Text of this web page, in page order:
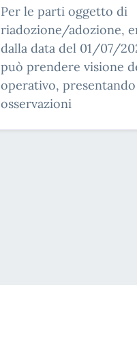
Per le parti oggetto di
riadozione/adozione,
dalla data del 01/07/
può prendere visione
operativo,
osservazioni